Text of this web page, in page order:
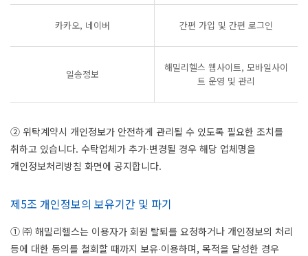
카카오, 네이버 간편 가입 및 간편 로그인
일송정보
해밀리헬스 웹사이트, 모바일사이
트 운영 및 관리
② 위탁계약시 개인정보가 안전하게 관리될 수 있도록 필요한 조치를
취하고 있습니다. 수탁업체가 추가∙변경될 경우 해당 업체명을
개인정보처리방침 화면에 공지합니다.
제5조 개인정보의 보유기간 및 파기
① ㈜ 해밀리헬스는 이용자가 회원 탈퇴를 요청하거나 개인정보의 처리
등에 대한 동의를 철회할 때까지 보유∙이용하며, 목적을 달성한 경우